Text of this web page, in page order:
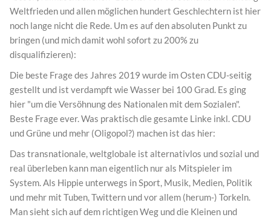
Weltfrieden und allen möglichen hundert Geschlechtern ist hier
noch lange nicht die Rede. Um es auf den absoluten Punkt zu
bringen (und mich damit wohl sofort zu 200% zu
disqualifizieren):
Die beste Frage des Jahres 2019 wurde im Osten CDU-seitig
gestellt und ist verdampft wie Wasser bei 100 Grad. Es ging
hier "um die Versöhnung des Nationalen mit dem Sozialen".
Beste Frage ever. Was praktisch die gesamte Linke inkl. CDU
und Grüne und mehr (Oligopol?) machen ist das hier:
Das transnationale, weltglobale ist alternativlos und sozial und
real überleben kann man eigentlich nur als Mitspieler im
System. Als Hippie unterwegs in Sport, Musik, Medien, Politik
und mehr mit Tuben, Twittern und vor allem (herum-) Torkeln.
Man sieht sich auf dem richtigen Weg und die Kleinen und